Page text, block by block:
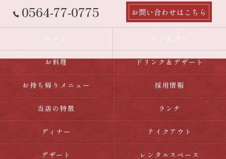
0564-77-0775 お問い合わせはこちら
ホーム コンセプト
お料理 ドリンク＆デザート
お持ち帰りメニュー 採用情報
当店の特徴 ランチ
ディナー テイクアウト
デザート レンタルスペース